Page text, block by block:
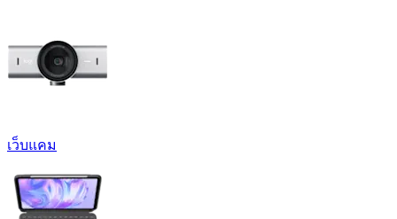
เว็บแคม